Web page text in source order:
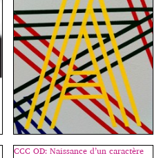
CCC OD: Naissance d’un caractère